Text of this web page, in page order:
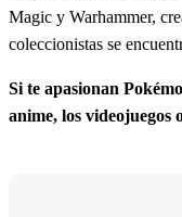
Magic y Warhammer,
coleccionistas se
Si te apasionan
anime, los videojuegos